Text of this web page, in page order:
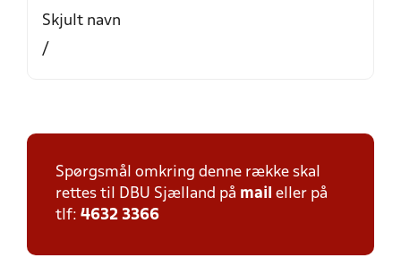
Skjult navn
/
Spørgsmål omkring denne række skal
rettes til DBU Sjælland på mail eller på
tlf: 4632 3366